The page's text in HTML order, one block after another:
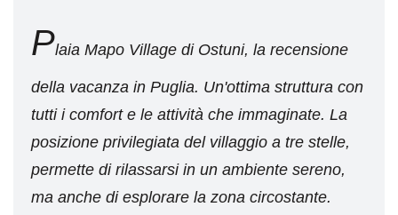
Plaia Mapo Village di Ostuni, la recensione
della vacanza in Puglia. Un'ottima struttura con
tutti i comfort e le attività che immaginate. La
posizione privilegiata del villaggio a tre stelle,
permette di rilassarsi in un ambiente sereno,
ma anche di esplorare la zona circostante.